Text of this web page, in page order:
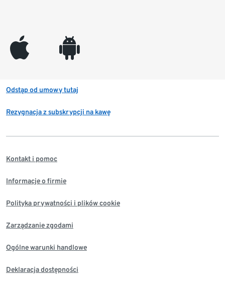
appleinc android
Odstąp od umowy tutaj
Rezygnacja z subskrypcji na kawę
Kontakt i pomoc
Informacje o firmie
Polityka prywatności i plików cookie
Zarządzanie zgodami
Ogólne warunki handlowe
Deklaracja dostępności